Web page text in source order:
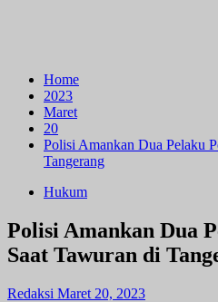
Home
2023
Maret
20
Polisi Amankan Dua Pelaku
Tangerang
Hukum
Polisi Amankan Dua
Saat Tawuran di
Redaksi Maret 20, 2023